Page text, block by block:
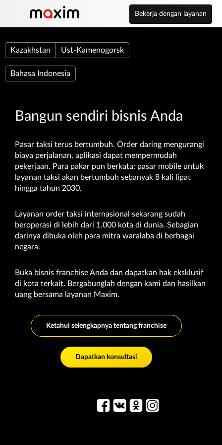
Bekerja dengan layanan
Kazakhstan Ust-Kamenogorsk
Bahasa Indonesia
Bangun sendiri bisnis Anda
Pasar taksi terus bertumbuh. Order daring mengurangi
biaya perjalanan, aplikasi dapat mempermudah
pekerjaan. Para pakar pun berkata: pasar mobile untuk
layanan taksi akan bertumbuh sebanyak 8 kali lipat
hingga tahun 2030.
Layanan order taksi internasional sekarang sudah
beroperasi di lebih dari 1.000 kota di dunia. Sebagian
darinya dibuka oleh para mitra waralaba di berbagai
negara.
Buka bisnis franchise Anda dan dapatkan hak eksklusif
di kota terkait. Bergabunglah dengan kami dan hasilkan
uang bersama layanan Maxim.
Ketahui selengkapnya tentang franchise
Dapatkan konsultasi